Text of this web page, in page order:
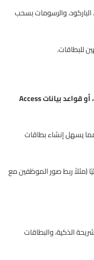
الباركود، والرسومات بسحب
للبطاقات.
Excel، CSV، أو قواعد بيانات Access
يسهل إنشاء بطاقات
(مثلاً ربط صور الموظفين مع
الذكية، والبطاقات